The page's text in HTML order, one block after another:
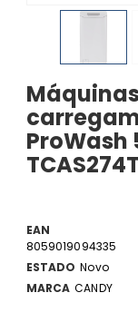
ProWash
EAN
8059019094335
ESTADO Novo
MARCA CANDY